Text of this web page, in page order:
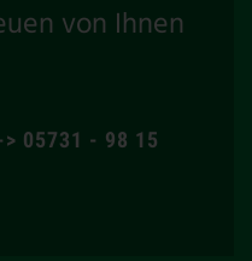
von Ihnen
> 05731 - 98 15